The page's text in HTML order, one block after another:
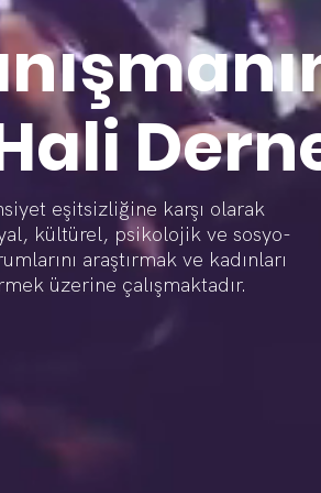
eşitsizliğine karşı olarak
kültürel, psikolojik ve sosyo-
araştırmak ve kadınları
üzerine çalışmaktadır.